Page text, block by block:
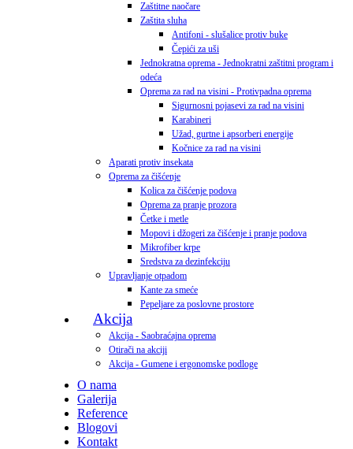
Zaštitne naočare
Zaštita sluha
Antifoni - slušalice protiv buke
Čepići za uši
Jednokratna oprema - Jednokratni zaštitni program i
odeća
Oprema za rad na visini - Protivpadna oprema
Sigurnosni pojasevi za rad na visini
Karabineri
Užad, gurtne i apsorberi energije
Kočnice za rad na visini
Aparati protiv insekata
Oprema za čišćenje
Kolica za čišćenje podova
Oprema za pranje prozora
Četke i metle
Mopovi i džogeri za čišćenje i pranje podova
Mikrofiber krpe
Sredstva za dezinfekciju
Upravljanje otpadom
Kante za smeće
Pepeljare za poslovne prostore
Akcija
Akcija - Saobraćajna oprema
Otirači na akciji
Akcija - Gumene i ergonomske podloge
O nama
Galerija
Reference
Blogovi
Kontakt